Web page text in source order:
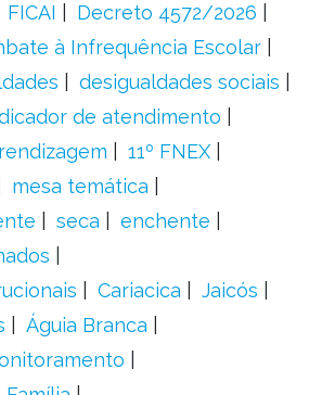
FICAI
Decreto 4572/2026
à Infrequência Escolar
desigualdades sociais
de atendimento
11º FNEX
mesa temática
seca
enchente
Cariacica
Jaicós
Águia Branca